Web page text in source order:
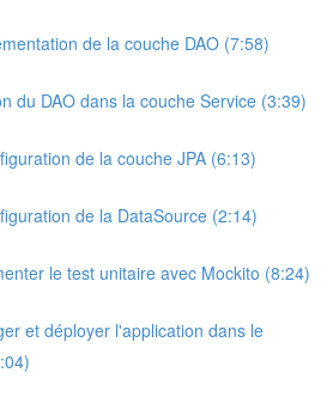
de la couche DAO (7:58)
du DAO dans la couche Service (3:39)
de la couche JPA (6:13)
de la DataSource (2:14)
le test unitaire avec Mockito (8:24)
et déployer l'application dans le